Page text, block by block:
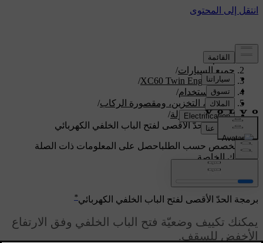
الدعم/
جميع السيارات/
XC60 Twin Engine 2020
/
دليل الاستخدام/
التحميل، التخزين، ومقصورة الركاب/
منطقة الحمولة/
برمجة الحدّ الأقصى لفتح الباب الخلفي الكهربائي
دعم مخصص حسب الطلباحصل على المعلومات ذات الصلة
بسيارتك الخاصة.
تسجيل الدخول
برمجة الحدّ الأقصى لفتح الباب الخلفي الكهربائي*
يمكنك تكييف وضعيّة فتح الباب الخلفي وفق الارتفاع
الأخفض للسقف.